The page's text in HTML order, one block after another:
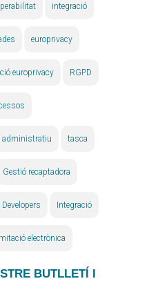
integració
europrivacy
europrivacy RGPD
administratiu tasca
Gestió recaptadora
Developers Integració
electrònica
BUTLLETÍ I